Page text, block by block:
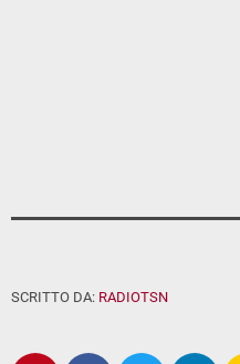
SCRITTO DA: RADIOTSN